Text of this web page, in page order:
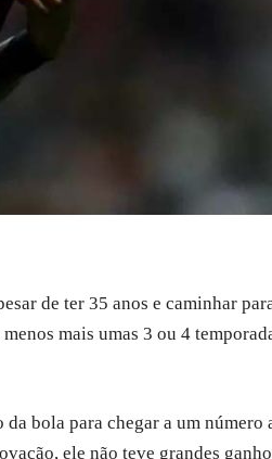
de ter 35 anos e caminhar
mais umas 3 ou 4
bola para chegar a um número
ele não teve grandes